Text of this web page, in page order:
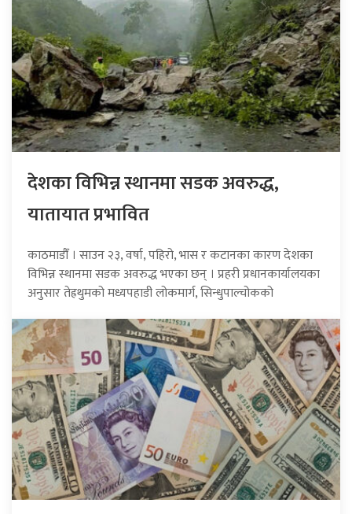
देशका विभिन्न स्थानमा सडक अवरुद्ध,
यातायात प्रभावित
काठमाडौँ । साउन २३, वर्षा, पहिरो, भास र कटानका कारण देशका
विभिन्न स्थानमा सडक अवरुद्ध भएका छन् । प्रहरी प्रधानकार्यालयका
अनुसार तेह्रथुमको मध्यपहाडी लोकमार्ग, सिन्धुपाल्चोकको